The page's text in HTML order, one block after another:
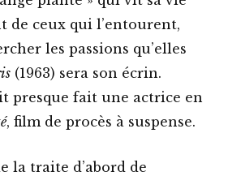
de ceux qui l’entourent,
les passions qu’elles
(1963) sera son écrin.
presque fait une actrice en
, film de procès à suspense.
la traite d’abord de